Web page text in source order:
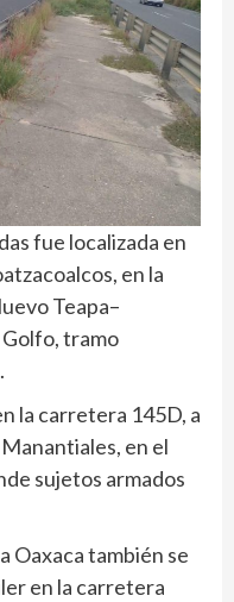
fue localizada en
en la
Teapa–
tramo
la carretera 145D, a
en el
sujetos armados
Oaxaca también se
en la carretera